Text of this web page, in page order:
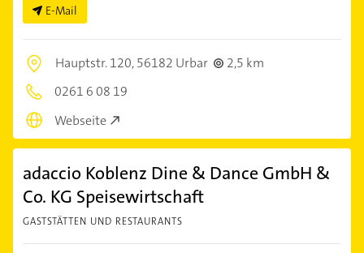
E-Mail
Hauptstr. 120,56182 Urbar
2,5 km
0261 6 08 19
Webseite
adaccio Koblenz Dine & Dance GmbH &
Co. KG Speisewirtschaft
GASTSTÄTTEN UND RESTAURANTS